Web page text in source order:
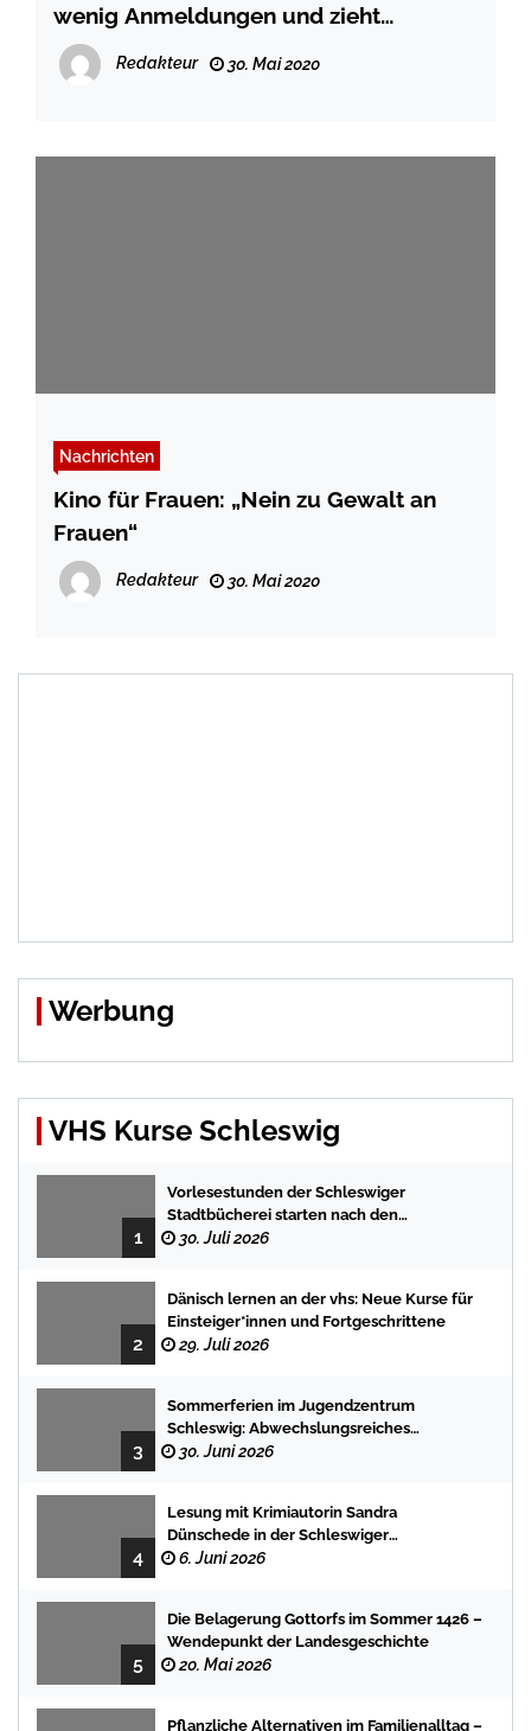
wenig Anmeldungen und zieht
Konsequenzen
Redakteur 30. Mai 2020
Nachrichten
Kino für Frauen: „Nein zu Gewalt an
Frauen“
Redakteur 30. Mai 2020
Werbung
VHS Kurse Schleswig
1
Vorlesestunden der Schleswiger
Stadtbücherei starten nach den
Sommerferien mit spannenden
30. Juli 2026
2
Dänisch lernen an der vhs: Neue Kurse für
Einsteiger*innen und Fortgeschrittene
29. Juli 2026
3
Sommerferien im Jugendzentrum
Schleswig: Abwechslungsreiches
Programm für Kinder und Jugendliche
30. Juni 2026
4
Lesung mit Krimiautorin Sandra
Dünschede in der Schleswiger
Stadtbücherei
6. Juni 2026
5
Die Belagerung Gottorfs im Sommer 1426 –
Wendepunkt der Landesgeschichte
20. Mai 2026
Pflanzliche Alternativen im Familienalltag –